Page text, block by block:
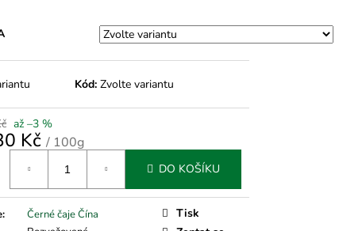
Kód: Zvolte variantu
až –3 %
Kč / 100g
DO KOŠÍKU
:
Černé čaje Čína
Tisk